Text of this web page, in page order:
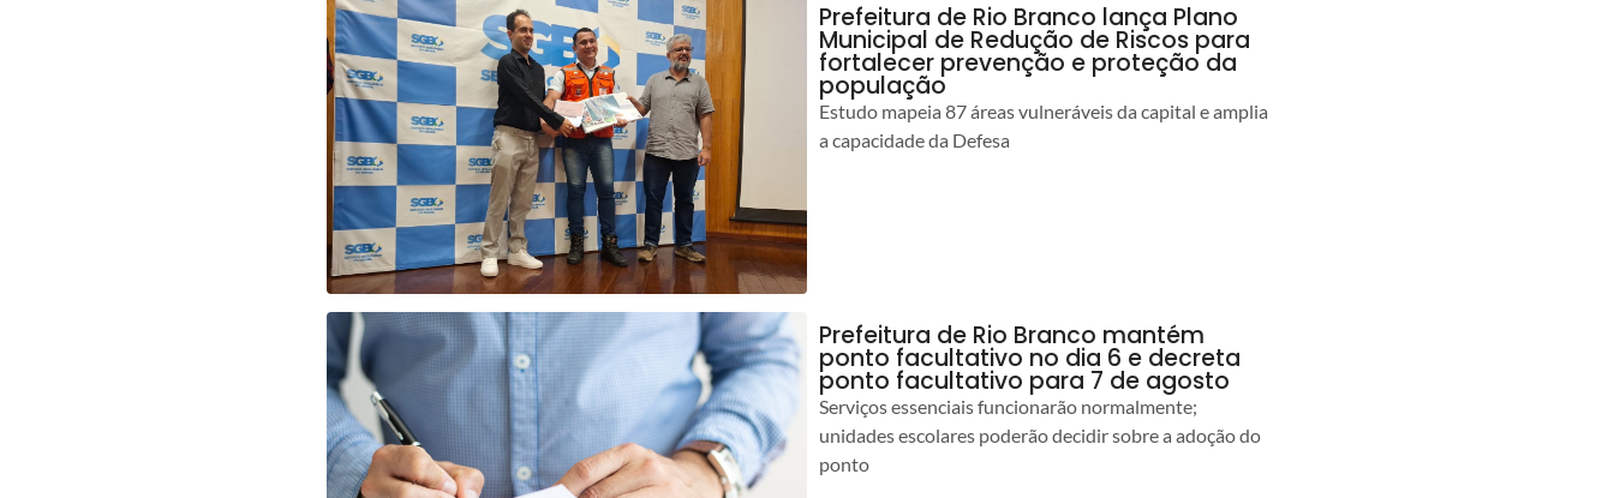
Prefeitura de Rio Branco lança Plano
Municipal de Redução de Riscos para
fortalecer prevenção e proteção da
população
Estudo mapeia 87 áreas vulneráveis da capital e amplia
a capacidade da Defesa
Prefeitura de Rio Branco mantém
ponto facultativo no dia 6 e decreta
ponto facultativo para 7 de agosto
Serviços essenciais funcionarão normalmente;
unidades escolares poderão decidir sobre a adoção do
ponto